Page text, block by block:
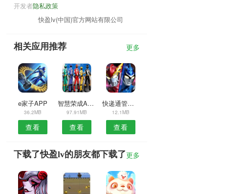
隐私政策
开发者
快盈lv(中国)官方网站有限公司
相关应用推荐 更多
e家子APP
36.2MB
查看
智慧荣成APP
97.91MB
查看
快递通管理安卓版
12.1MB
查看
下载了快盈lv的朋友都下载了更多